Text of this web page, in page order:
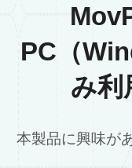
PC（
み利
本製品に興味が